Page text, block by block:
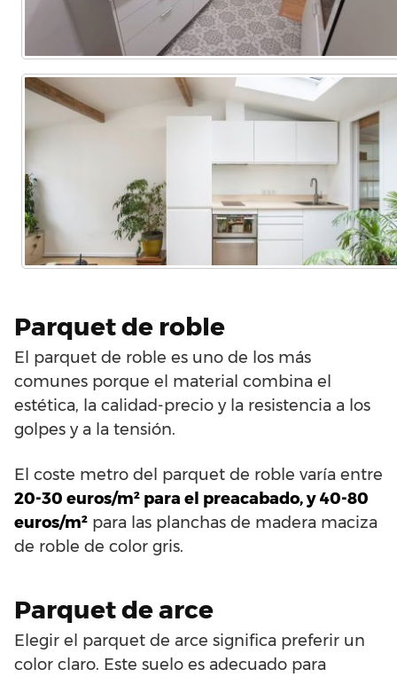
Parquet de roble
El parquet de roble es uno de los más
comunes porque el material combina el
estética, la calidad-precio y la resistencia a los
golpes y a la tensión.
El coste metro del parquet de roble varía entre
20-30 euros/m² para el preacabado, y 40-80
euros/m² para las planchas de madera maciza
de roble de color gris.
Parquet de arce
Elegir el parquet de arce significa preferir un
color claro. Este suelo es adecuado para